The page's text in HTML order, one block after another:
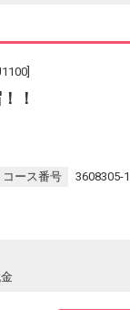
！
ース番号 3608305-